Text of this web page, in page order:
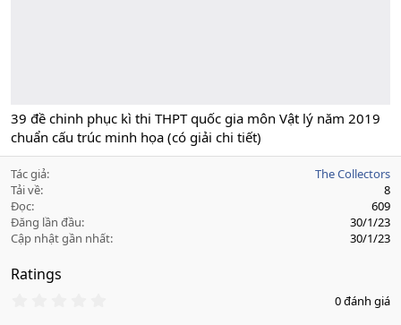
39 đề chinh phục kì thi THPT quốc gia môn Vật lý năm 2019
chuẩn cấu trúc minh họa (có giải chi tiết)
Tác giả
The Collectors
Tải về
8
Đọc
609
Đăng lần đầu
30/1/23
Cập nhật gần nhất
30/1/23
Ratings
0 đánh giá